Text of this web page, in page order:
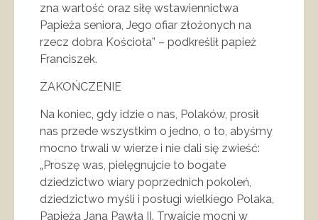
zna wartość oraz siłę wstawiennictwa
Papieża seniora, Jego ofiar złożonych na
rzecz dobra Kościoła” – podkreślił papież
Franciszek.
ZAKOŃCZENIE
Na koniec, gdy idzie o nas, Polaków, prosił
nas przede wszystkim o jedno, o to, abyśmy
mocno trwali w wierze i nie dali się zwieść:
„Proszę was, pielęgnujcie to bogate
dziedzictwo wiary poprzednich pokoleń,
dziedzictwo myśli i posługi wielkiego Polaka,
Papieża Jana Pawła II. Trwajcie mocni w